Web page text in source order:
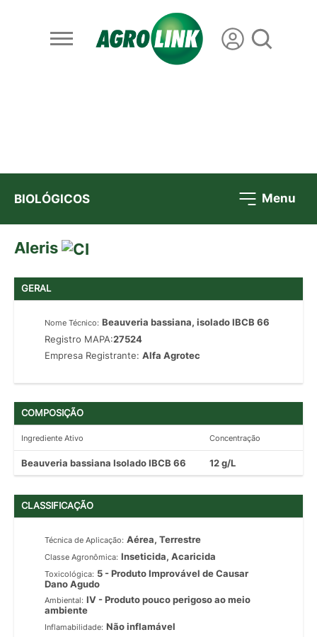
BIOLÓGICOS Menu
Aleris
GERAL
Nome Técnico: Beauveria bassiana, isolado IBCB 66
Registro MAPA:27524
Empresa Registrante:Alfa Agrotec
COMPOSIÇÃO
Ingrediente Ativo Concentração
Beauveria bassiana Isolado IBCB 66 12 g/L
CLASSIFICAÇÃO
Técnica de Aplicação: Aérea, Terrestre
Classe Agronômica: Inseticida, Acaricida
Toxicológica: 5 - Produto Improvável de Causar
Dano Agudo
Ambiental: IV - Produto pouco perigoso ao meio
ambiente
Inflamabilidade: Não inflamável